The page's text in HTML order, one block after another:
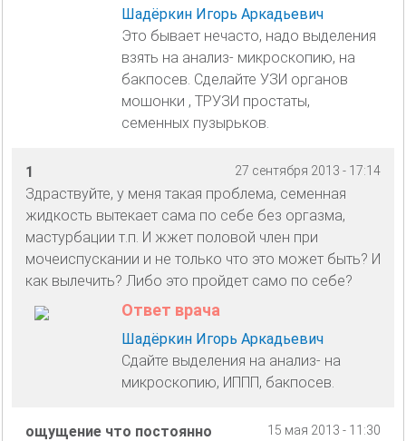
Шадёркин Игорь Аркадьевич
Это бывает нечасто, надо выделения
взять на анализ- микроскопию, на
бакпосев. Сделайте УЗИ органов
мошонки , ТРУЗИ простаты,
семенных пузырьков.
27 сентября 2013 - 17:14
1
Здраствуйте, у меня такая проблема, семенная
жидкость вытекает сама по себе без оргазма,
мастурбации т.п. И жжет половой член при
мочеиспускании и не только что это может быть? И
как вылечить? Либо это пройдет само по себе?
Ответ врача
Шадёркин Игорь Аркадьевич
Сдайте выделения на анализ- на
микроскопию, ИППП, бакпосев.
15 мая 2013 - 11:30
ощущение что постоянно